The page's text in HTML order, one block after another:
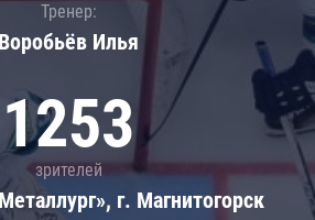
Тренер:
Воробьёв Илья
1253
зрителей
г. Магнитогорск